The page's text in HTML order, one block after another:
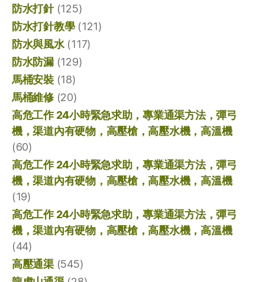
防水打針(125)
防水打針教學(121)
防水與風水(117)
防水防漏(129)
馬桶安裝(18)
馬桶維修(20)
高危工作 24小時緊急求助，專業通渠方法，彈弓
機，渠道內有硬物，高壓槍，高壓水機，高溫機
(60)
高危工作 24小時緊急求助，專業通渠方法，彈弓
機，渠道內有硬物，高壓槍，高壓水機，高溫機
(19)
高危工作 24小時緊急求助，專業通渠方法，彈弓
機，渠道內有硬物，高壓槍，高壓水機，高溫機
(44)
高壓通渠(545)